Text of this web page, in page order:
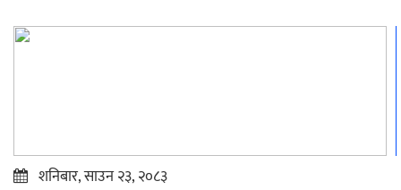
शनिबार, साउन २३, २०८३